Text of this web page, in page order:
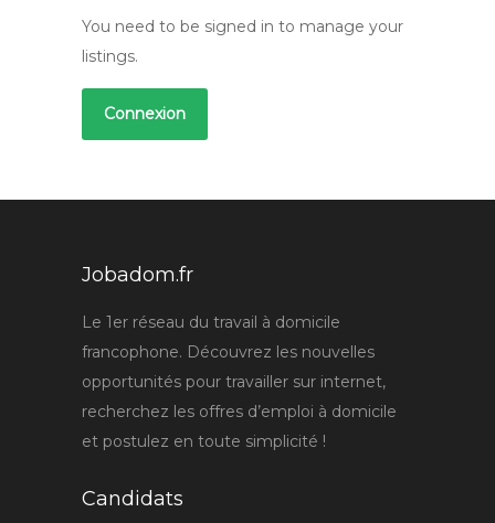
You need to be signed in to manage your
listings.
Connexion
Jobadom.fr
Le 1er réseau du travail à domicile
francophone. Découvrez les nouvelles
opportunités pour travailler sur internet,
recherchez les offres d’emploi à domicile
et postulez en toute simplicité !
Candidats